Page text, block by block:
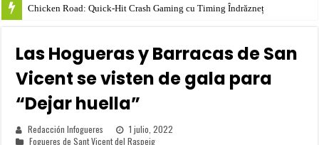
Chicken Road: Quick‑Hit Crash Gaming cu Timing Îndrăzneț
Las Hogueras y Barracas de San
Vicent se visten de gala para
“Dejar huella”
Redacción Infogueres
1 julio, 2022
Fogueres de Sant Vicent del Raspeig